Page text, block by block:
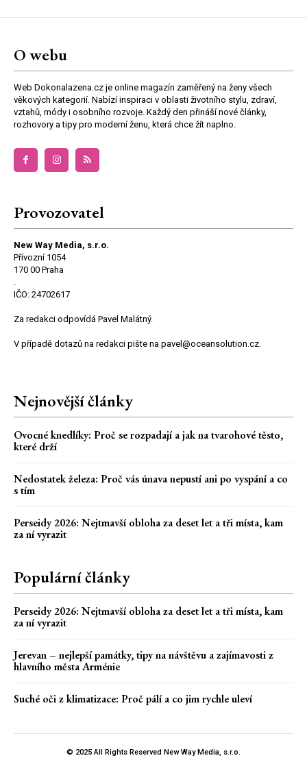
O webu
Web Dokonalazena.cz je online magazín zaměřený na ženy všech
věkových kategorií. Nabízí inspiraci v oblasti životního stylu, zdraví,
vztahů, módy i osobního rozvoje. Každý den přináší nové články,
rozhovory a tipy pro moderní ženu, která chce žít naplno.
Provozovatel
New Way Media, s.r.o.
Přívozní 1054
170 00 Praha
IČO: 24702617
Za redakci odpovídá Pavel Malátný.
V případě dotazů na redakci pište na pavel@oceansolution.cz.
Nejnovější články
Ovocné knedlíky: Proč se rozpadají a jak na tvarohové těsto,
které drží
Nedostatek železa: Proč vás únava nepustí ani po vyspání a co
s tím
Perseidy 2026: Nejtmavší obloha za deset let a tři místa, kam
za ní vyrazit
Populární články
Perseidy 2026: Nejtmavší obloha za deset let a tři místa, kam
za ní vyrazit
Jerevan – nejlepší památky, tipy na návštěvu a zajímavosti z
hlavního města Arménie
Suché oči z klimatizace: Proč pálí a co jim rychle uleví
© 2025 All Rights Reserved New Way Media, s.r.o.